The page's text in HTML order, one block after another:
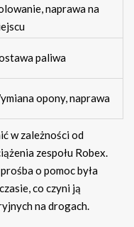
naprawa na
paliwa
opony, naprawa
w zależności od
zespołu Robex.
o pomoc była
co czyni ją
na drogach.